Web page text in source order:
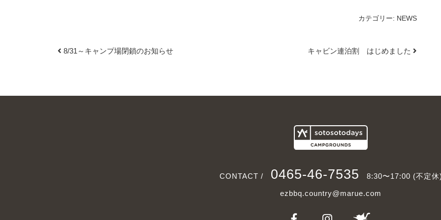
カテゴリー: NEWS
投稿ナビゲーション
8/31～キャンプ場閉鎖のお知らせ キャビン連泊割 はじめました
CONTACT / 0465-46-7535 8:30〜17:00 (不定休
ezbbq.country@marue.com